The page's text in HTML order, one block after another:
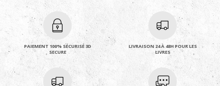
PAIEMENT 100% SÉCURISÉ 3D
SECURE
LIVRAISON 24 À 48H POUR LES
LIVRES